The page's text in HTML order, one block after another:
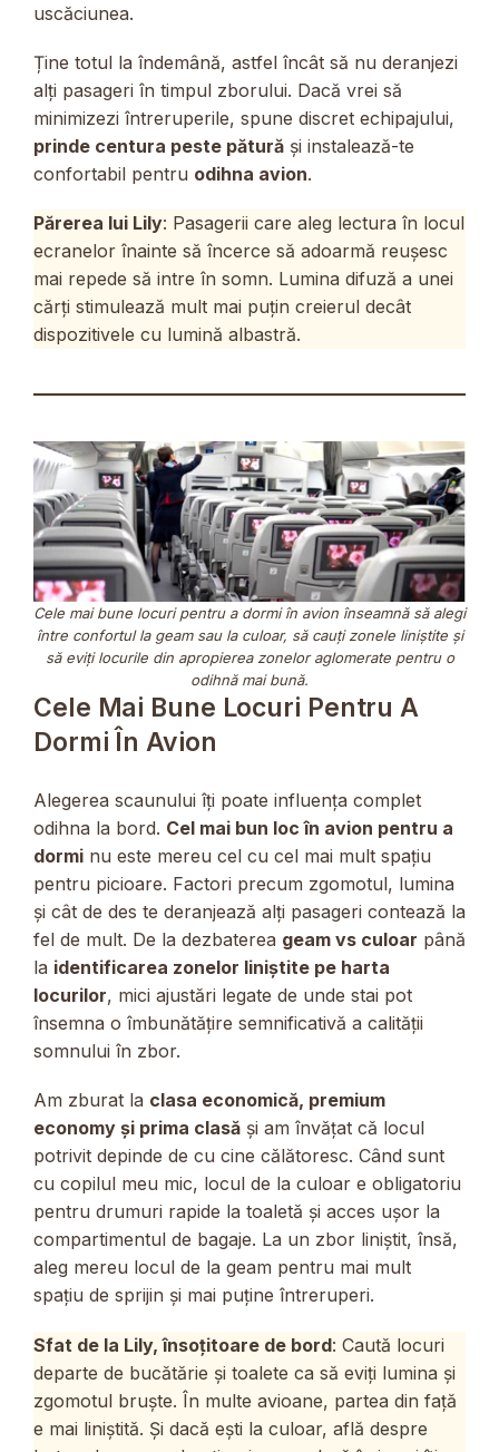
uscăciunea.
Ține totul la îndemână, astfel încât să nu deranjezi
alți pasageri în timpul zborului. Dacă vrei să
minimizezi întreruperile, spune discret echipajului,
prinde centura peste pătură și instalează-te
confortabil pentru odihna avion.
Părerea lui Lily: Pasagerii care aleg lectura în locul
ecranelor înainte să încerce să adoarmă reușesc
mai repede să intre în somn. Lumina difuză a unei
cărți stimulează mult mai puțin creierul decât
dispozitivele cu lumină albastră.
Cele mai bune locuri pentru a dormi în avion înseamnă să alegi
între confortul la geam sau la culoar, să cauți zonele liniștite și
să eviți locurile din apropierea zonelor aglomerate pentru o
odihnă mai bună.
Cele Mai Bune Locuri Pentru A
Dormi În Avion
Alegerea scaunului îți poate influența complet
odihna la bord. Cel mai bun loc în avion pentru a
dormi nu este mereu cel cu cel mai mult spațiu
pentru picioare. Factori precum zgomotul, lumina
și cât de des te deranjează alți pasageri contează la
fel de mult. De la dezbaterea geam vs culoar până
la identificarea zonelor liniștite pe harta
locurilor, mici ajustări legate de unde stai pot
însemna o îmbunătățire semnificativă a calității
somnului în zbor.
Am zburat la clasa economică, premium
economy și prima clasă și am învățat că locul
potrivit depinde de cu cine călătoresc. Când sunt
cu copilul meu mic, locul de la culoar e obligatoriu
pentru drumuri rapide la toaletă și acces ușor la
compartimentul de bagaje. La un zbor liniștit, însă,
aleg mereu locul de la geam pentru mai mult
spațiu de sprijin și mai puține întreruperi.
Sfat de la Lily, însoțitoare de bord: Caută locuri
departe de bucătărie și toalete ca să eviți lumina și
zgomotul bruște. În multe avioane, partea din față
e mai liniștită. Și dacă ești la culoar, află despre